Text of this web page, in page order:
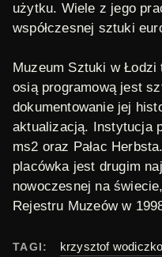
użytku. Wiele z jego
współczesnej sztuki
Muzeum Sztuki w Łodzi
osią programową jest
dokumentowanie jej
aktualizacją. Instytucja
ms2 oraz Pałac
placówka jest drugim
nowoczesnej na
Rejestru Muzeów w
TAGI: krzysztof wodiczko